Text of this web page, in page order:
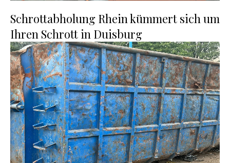
Schrottabholung Rhein kümmert sich um
Ihren Schrott in Duisburg